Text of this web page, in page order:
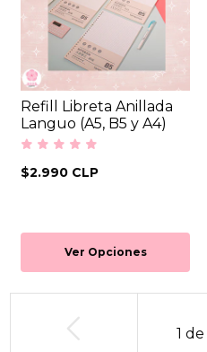
Refill Libreta Anillada
Languo (A5, B5 y A4)
$2.990 CLP
Ver Opciones
1 de